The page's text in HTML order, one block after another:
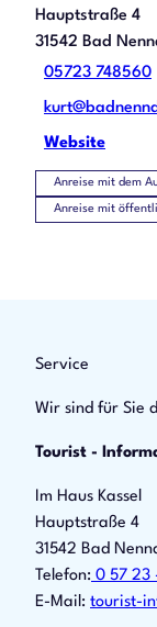
Hauptstraße 4
31542 Bad
05723 748560
Website
Anreise mit dem
Anreise mit
Service
Wir sind für Sie
Tourist -
Im Haus Kassel
Hauptstraße 4
31542 Bad
Telefon: 0 57 23
E-Mail: tourist-